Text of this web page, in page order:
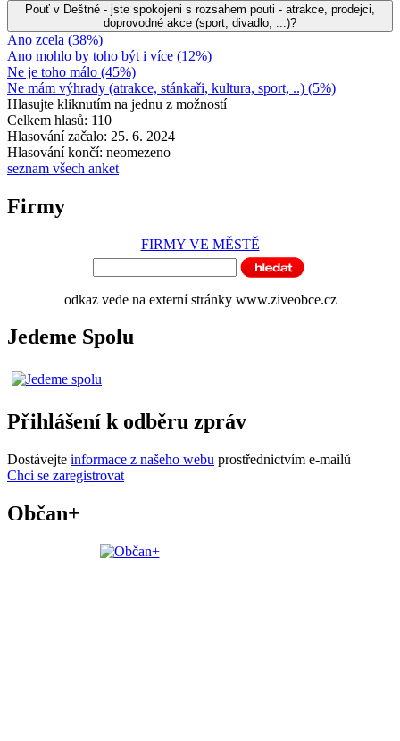
Pouť v Deštné - jste spokojeni s rozsahem pouti - atrakce, prodejci,
doprovodné akce (sport, divadlo, ...)?
Ano zcela (38%)
Ano mohlo by toho být i více (12%)
Ne je toho málo (45%)
Ne mám výhrady (atrakce, stánkaři, kultura, sport, ..) (5%)
Hlasujte kliknutím na jednu z možností
Celkem hlasů: 110
Hlasování začalo: 25. 6. 2024
Hlasování končí: neomezeno
seznam všech anket
Firmy
FIRMY VE MĚSTĚ
odkaz vede na externí stránky www.ziveobce.cz
Jedeme Spolu
Přihlášení k odběru zpráv
Dostávejte informace z našeho webu prostřednictvím e-mailů
Chci se zaregistrovat
Občan+